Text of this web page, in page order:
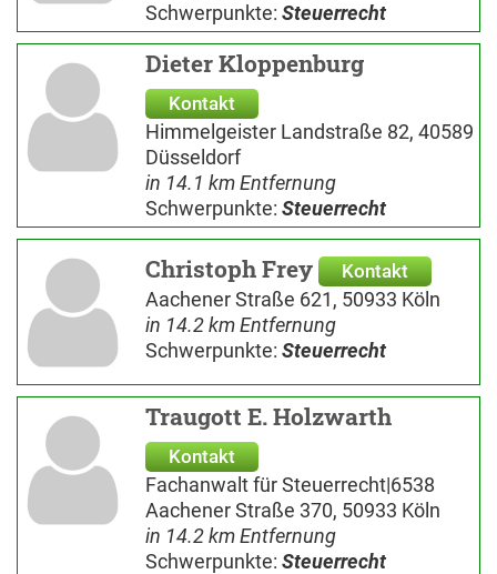
Schwerpunkte: Steuerrecht
Dieter Kloppenburg
Kontakt
Himmelgeister Landstraße 82, 40589
Düsseldorf
in 14.1 km Entfernung
Schwerpunkte: Steuerrecht
Christoph Frey Kontakt
Aachener Straße 621, 50933 Köln
in 14.2 km Entfernung
Schwerpunkte: Steuerrecht
Traugott E. Holzwarth
Kontakt
Fachanwalt für Steuerrecht|6538
Aachener Straße 370, 50933 Köln
in 14.2 km Entfernung
Schwerpunkte: Steuerrecht